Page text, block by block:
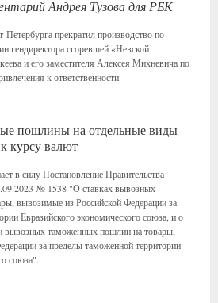
Андрея Тузова для РБК
прекратил производство по
гендиректора сгоревшей «Невской
и его заместителя Алексея Михневича по
к ответственности.
пошлины на отдельные виды
курсу валют
в силу Постановление Правительства
№ 1538 "О ставках вывозных
вывозимые из Российской Федерации за
Евразийского экономического союза, и о
вывозных таможенных пошлин на товары,
за пределы таможенной территории
союза".